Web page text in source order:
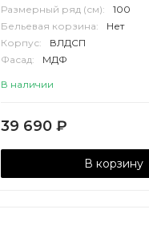
Размерный ряд (см):
100
Бельевая корзина:
Нет
Корпус:
ВЛДСП
Фасад:
МДФ
В наличии
39 690 ₽
В корзину